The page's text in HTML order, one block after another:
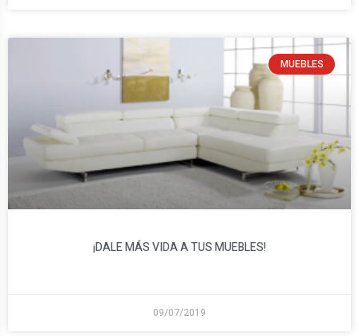
MUEBLES
¡DALE MÁS VIDA A TUS MUEBLES!
09/07/2019